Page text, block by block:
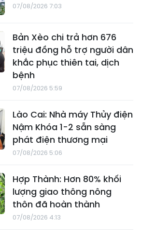
07/08/2026 7:03
Bản Xèo chi trả hơn 676
triệu đồng hỗ trợ người dân
khắc phục thiên tai, dịch
bệnh
07/08/2026 5:59
Lào Cai: Nhà máy Thủy điện
Nậm Khóa 1-2 sẵn sàng
phát điện thương mại
07/08/2026 5:06
Hợp Thành: Hơn 80% khối
lượng giao thông nông
thôn đã hoàn thành
07/08/2026 4:13